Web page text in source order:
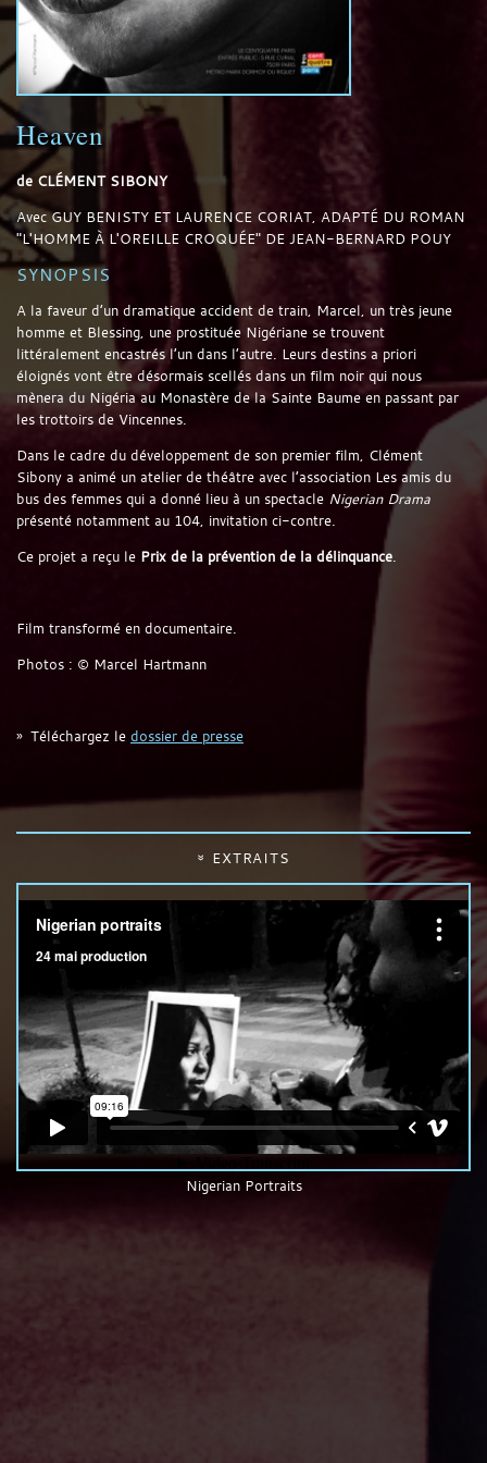
Heaven
de CLÉMENT SIBONY
AvecGUY BENISTY ET LAURENCE CORIAT, ADAPTÉ DU ROMAN
"L'HOMME À L'OREILLE CROQUÉE" DE JEAN-BERNARD POUY
SYNOPSIS
A la faveur d’un dramatique accident de train, Marcel, un très jeune
homme et Blessing, une prostituée Nigériane se trouvent
littéralement encastrés l’un dans l’autre. Leurs destins a priori
éloignés vont être désormais scellés dans un film noir qui nous
mènera du Nigéria au Monastère de la Sainte Baume en passant par
les trottoirs de Vincennes.
Dans le cadre du développement de son premier film, Clément
Sibony a animé un atelier de théâtre avec l’association Les amis du
bus des femmes qui a donné lieu à un spectacle Nigerian Drama
présenté notamment au 104, invitation ci-contre.
Ce projet a reçu le Prix de la prévention de la délinquance.
Film transformé en documentaire.
Photos : © Marcel Hartmann
Téléchargez le dossier de presse
EXTRAITS
Nigerian Portraits